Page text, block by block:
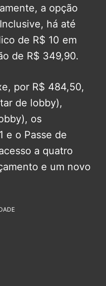
a opção
há até
de R$ 10 em
de R$ 349,90.
por R$ 484,50,
de lobby),
os
e o Passe de
a quatro
e um novo